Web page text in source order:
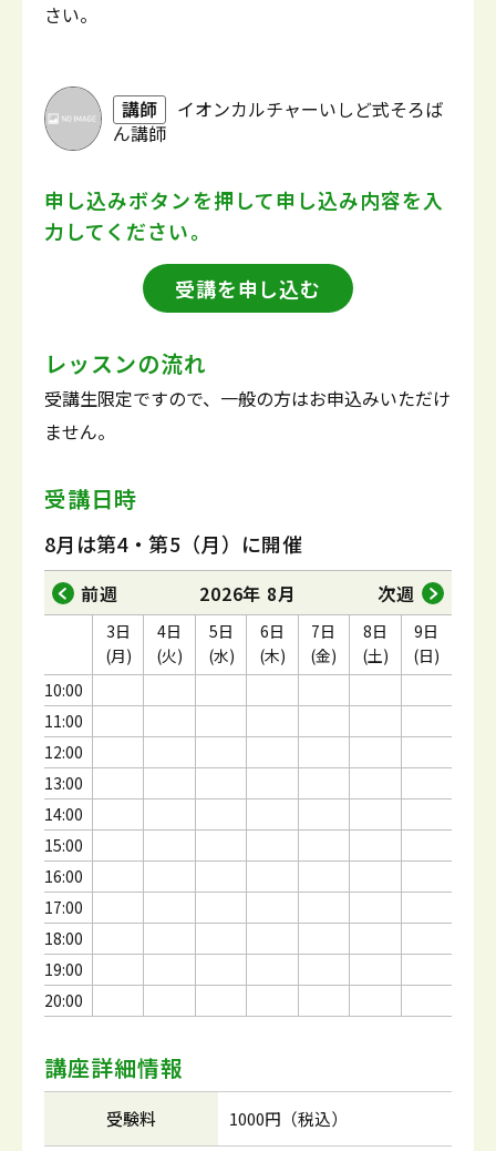
さい。
講師
イオンカルチャーいしど式そろば
ん講師
申し込みボタンを押して申し込み内容を入
力してください。
受講を申し込む
レッスンの流れ
受講生限定ですので、一般の方はお申込みいただけ
ません。
受講日時
8月は第4・第5（月）に開催
前週 2026年 8月 次週
10:00
11:00
12:00
13:00
14:00
15:00
16:00
17:00
18:00
19:00
20:00
3日
(月)
4日
(火)
5日
(水)
6日
(木)
7日
(金)
8日
(土)
9日
(日)
講座詳細情報
受験料 1000円（税込）